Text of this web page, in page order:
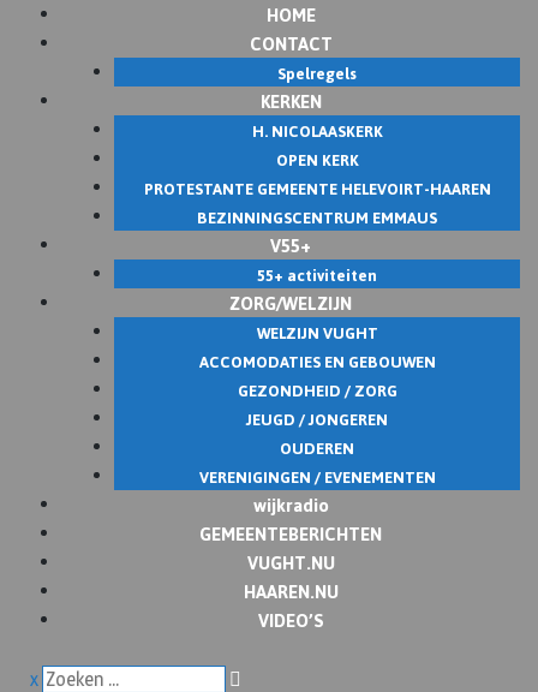
HOME
CONTACT
Spelregels
KERKEN
H. NICOLAASKERK
OPEN KERK
PROTESTANTE GEMEENTE HELEVOIRT-HAAREN
BEZINNINGSCENTRUM EMMAUS
V55+
55+ activiteiten
ZORG/WELZIJN
WELZIJN VUGHT
ACCOMODATIES EN GEBOUWEN
GEZONDHEID / ZORG
JEUGD / JONGEREN
OUDEREN
VERENIGINGEN / EVENEMENTEN
wijkradio
GEMEENTEBERICHTEN
VUGHT.NU
HAAREN.NU
VIDEO’S
x